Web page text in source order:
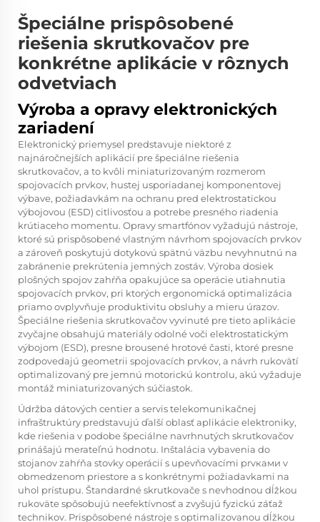
Špeciálne prispôsobené
riešenia skrutkovačov pre
konkrétne aplikácie v rôznych
odvetviach
Výroba a opravy elektronických
zariadení
Elektronický priemysel predstavuje niektoré z
najnáročnejších aplikácií pre špeciálne riešenia
skrutkovačov, a to kvôli miniaturizovaným rozmerom
spojovacích prvkov, hustej usporiadanej komponentovej
výbave, požiadavkám na ochranu pred elektrostatickou
výbojovou (ESD) citlivosťou a potrebe presného riadenia
krútiaceho momentu. Opravy smartfónov vyžadujú nástroje,
ktoré sú prispôsobené vlastným návrhom spojovacích prvkov
a zároveň poskytujú dotykovú spätnú väzbu nevyhnutnú na
zabránenie prekrútenia jemných zostáv. Výroba dosiek
plošných spojov zahŕňa opakujúce sa operácie utiahnutia
spojovacích prvkov, pri ktorých ergonomická optimalizácia
priamo ovplyvňuje produktivitu obsluhy a mieru úrazov.
Špeciálne riešenia skrutkovačov vyvinuté pre tieto aplikácie
zvyčajne obsahujú materiály odolné voči elektrostatickým
výbojom (ESD), presne brousené hrotové časti, ktoré presne
zodpovedajú geometrii spojovacích prvkov, a návrh rukovätí
optimalizovaný pre jemnú motorickú kontrolu, akú vyžaduje
montáž miniaturizovaných súčiastok.
Údržba dátových centier a servis telekomunikačnej
infraštruktúry predstavujú ďalší oblasť aplikácie elektroniky,
kde riešenia v podobe špeciálne navrhnutých skrutkovačov
prinášajú merateľnú hodnotu. Inštalácia vybavenia do
stojanov zahŕňa stovky operácií s upevňovacími prvками v
obmedzenom priestore a s konkrétnymi požiadavkami na
uhol prístupu. Štandardné skrutkovače s nevhodnou dĺžkou
rukoväte spôsobujú neefektívnosť a zvyšujú fyzickú záťaž
technikov. Prispôsobené nástroje s optimalizovanou dĺžkou